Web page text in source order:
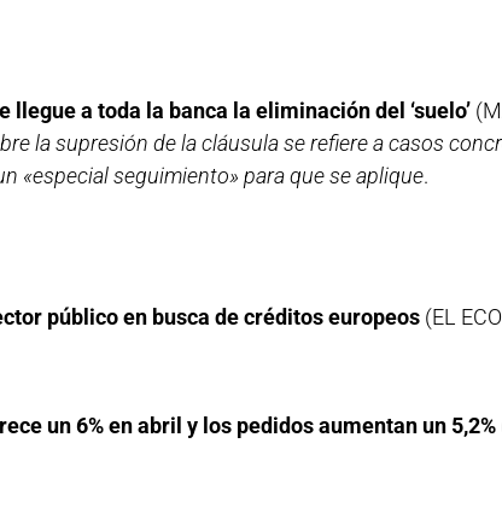
llegue a toda la banca la eliminación del ‘suelo’
la supresión de la cláusula se refiere a casos
«especial seguimiento» para que se aplique.
público en busca de créditos europeos (EL
un 6% en abril y los pedidos aumentan un 5,2%